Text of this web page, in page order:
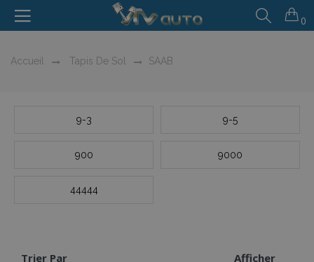
0
Accueil Tapis De Sol SAAB
9-3 9-5
900 9000
44444
Trier Par Afficher